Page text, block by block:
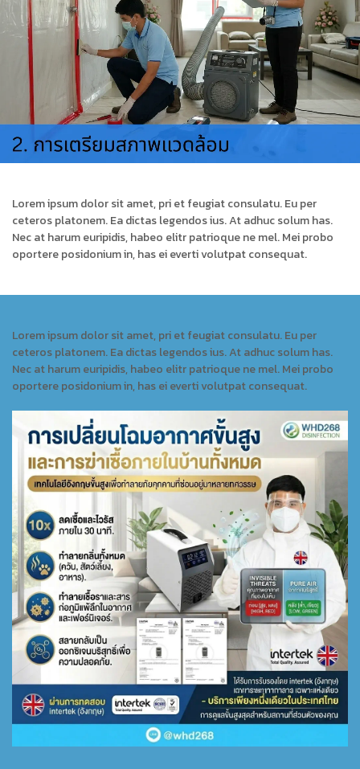
Lorem ipsum dolor sit amet, pri et feugiat consulatu. Eu per
ceteros platonem. Ea dictas legendos ius. At adhuc solum has.
Nec at harum euripidis, habeo elitr patrioque ne mel. Mei probo
oportere posidonium in, has ei everti volutpat consequat.
Lorem ipsum dolor sit amet, pri et feugiat consulatu. Eu per
ceteros platonem. Ea dictas legendos ius. At adhuc solum has.
Nec at harum euripidis, habeo elitr patrioque ne mel. Mei probo
oportere posidonium in, has ei everti volutpat consequat.